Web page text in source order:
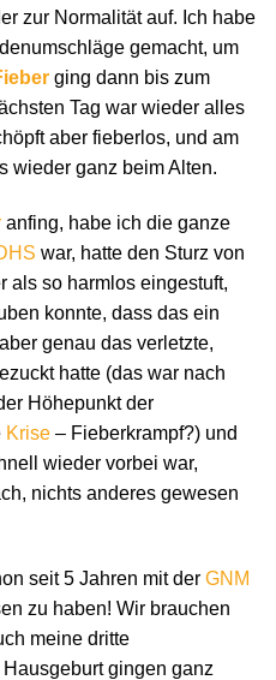
zur Normalität auf. Ich habe
gemacht, um
ging dann bis zum
Tag war wieder alles
aber fieberlos, und am
wieder ganz beim Alten.
anfing, habe ich die ganze
war, hatte den Sturz von
als so harmlos eingestuft,
konnte, dass das ein
genau das verletzte,
hatte (das war nach
Höhepunkt der
Krise – Fieberkrampf?) und
wieder vorbei war,
nichts anderes gewesen
seit 5 Jahren mit der GNM
zu haben! Wir brauchen
meine dritte
gingen ganz